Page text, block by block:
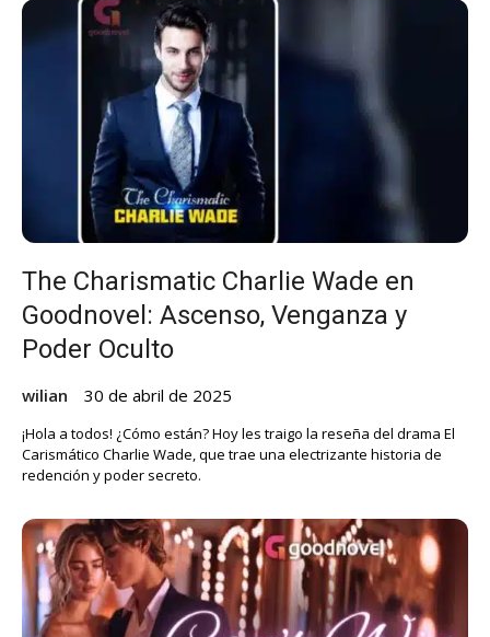
The Charismatic Charlie Wade en
Goodnovel: Ascenso, Venganza y
Poder Oculto
wilian 30 de abril de 2025
¡Hola a todos! ¿Cómo están? Hoy les traigo la reseña del drama El
Carismático Charlie Wade, que trae una electrizante historia de
redención y poder secreto.